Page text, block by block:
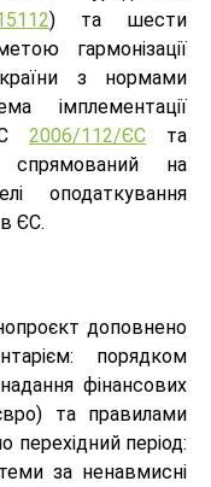
) та шести
гармонізації
з нормами
імплементації
2006/112/ЄС та
на
оподаткування
ЄС.
доповнено
порядком
фінансових
та правилами
перехідний період:
за ненавмисні